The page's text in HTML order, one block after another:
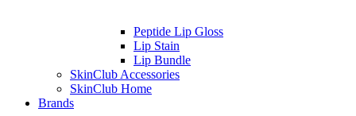
Peptide Lip Gloss
Lip Stain
Lip Bundle
SkinClub Accessories
SkinClub Home
Brands